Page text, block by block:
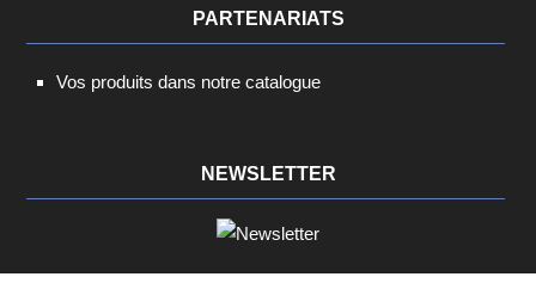
PARTENARIATS
Vos produits dans notre catalogue
NEWSLETTER